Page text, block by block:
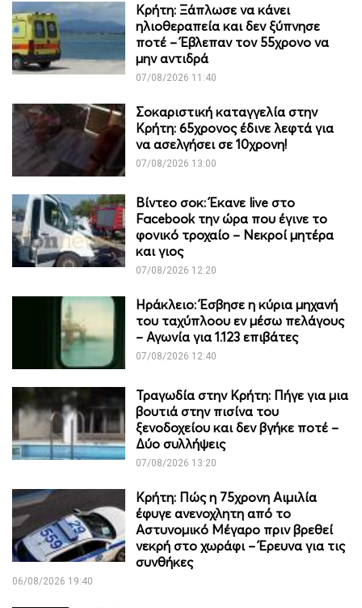
Κρήτη: Ξάπλωσε να κάνει
ηλιοθεραπεία και δεν ξύπνησε
ποτέ – Έβλεπαν τον 55χρονο να
μην αντιδρά
07/08/2026 11:40
Σοκαριστική καταγγελία στην
Κρήτη: 65χρονος έδινε λεφτά για
να ασελγήσει σε 10χρονη!
07/08/2026 13:00
Βίντεο σοκ: Έκανε live στο
Facebook την ώρα που έγινε το
φονικό τροχαίο – Νεκροί μητέρα
και γιος
07/08/2026 12:20
Ηράκλειο: Έσβησε η κύρια μηχανή
του ταχύπλοου εν μέσω πελάγους
– Αγωνία για 1.123 επιβάτες
07/08/2026 12:40
Τραγωδία στην Κρήτη: Πήγε για μια
βουτιά στην πισίνα του
ξενοδοχείου και δεν βγήκε ποτέ –
Δύο συλλήψεις
07/08/2026 13:20
Κρήτη: Πώς η 75χρονη Αιμιλία
έφυγε ανενοχλητη από το
Αστυνομικό Μέγαρο πριν βρεθεί
νεκρή στο χωράφι – Έρευνα για τις
συνθήκες
06/08/2026 19:40